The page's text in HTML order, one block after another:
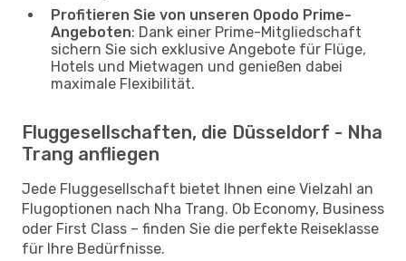
Profitieren Sie von unseren Opodo Prime-
Angeboten: Dank einer Prime-Mitgliedschaft
sichern Sie sich exklusive Angebote für Flüge,
Hotels und Mietwagen und genießen dabei
maximale Flexibilität.
Fluggesellschaften, die Düsseldorf - Nha
Trang anfliegen
Jede Fluggesellschaft bietet Ihnen eine Vielzahl an
Flugoptionen nach Nha Trang. Ob Economy, Business
oder First Class – finden Sie die perfekte Reiseklasse
für Ihre Bedürfnisse.